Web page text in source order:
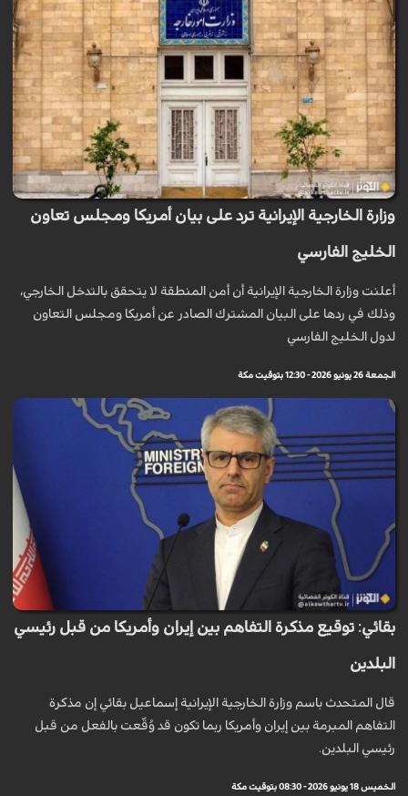
وزارة الخارجية الإيرانية ترد على بيان أمريكا ومجلس تعاون
الخليج الفارسي
أعلنت وزارة الخارجية الإيرانية أن أمن المنطقة لا يتحقق بالتدخل الخارجي،
وذلك في ردها على البيان المشترك الصادر عن أمريكا ومجلس التعاون
لدول الخليج الفارسي
الجمعة 26 يونيو 2026 - 12:30 بتوقيت مكة
بقائي: توقيع مذكرة التفاهم بين إيران وأمريكا من قبل رئيسي
البلدين
قال المتحدث باسم وزارة الخارجية الإيرانية إسماعيل بقائي إن مذكرة
التفاهم المبرمة بين إيران وأمريكا ربما تكون قد وُقّعت بالفعل من قبل
رئيسي البلدين.
الخميس 18 يونيو 2026 - 08:30 بتوقيت مكة